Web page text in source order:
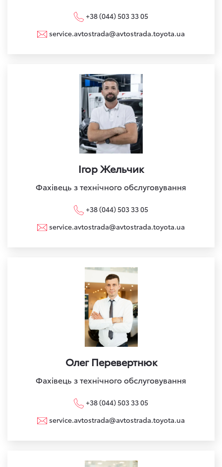
+38 (044) 503 33 05
service.avtostrada@avtostrada.toyota.ua
Ігор Жельчик
Фахівець з технічного обслуговування
+38 (044) 503 33 05
service.avtostrada@avtostrada.toyota.ua
Олег Перевертнюк
Фахівець з технічного обслуговування
+38 (044) 503 33 05
service.avtostrada@avtostrada.toyota.ua